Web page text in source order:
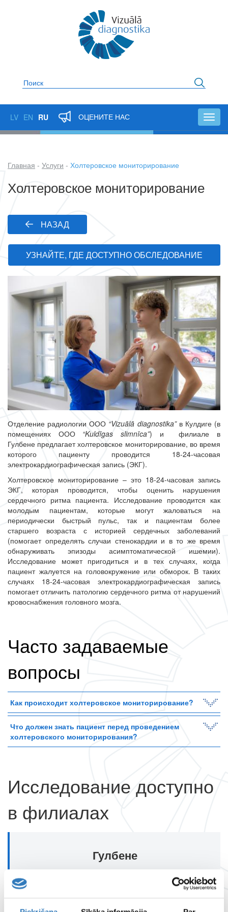
Поиск
LV EN RU ОЦЕНИТЕ НАС
Строка
навигации
Главная Услуги Холтеровское мониторирование
Холтеровское мониторирование
НАЗАД
УЗНАЙТЕ, ГДЕ ДОСТУПНО ОБСЛЕДОВАНИЕ
Отделение радиологии ООО “Vizuālā diagnostika”в Кулдиге (в
помещениях ООО “Kuldīgas slimnīca”) и филиале в
Гулбене предлагает холтеровское мониторирование, во время
которого пациенту проводится 18-24-часовая
электрокардиографическая запись (ЭКГ).
Холтеровское мониторирование – это 18-24-часовая запись
ЭКГ, которая проводится, чтобы оценить нарушения
сердечного ритма пациента. Исследование проводится как
молодым пациентам, которые могут жаловаться на
периодически быстрый пульс, так и пациентам более
старшего возраста с историей сердечных заболеваний
(помогает определять случаи стенокардии и в то же время
обнаруживать эпизоды асимптоматической ишемии).
Исследование может пригодиться и в тех случаях, когда
пациент жалуется на головокружение или обморок. В таких
случаях 18-24-часовая электрокардиографическая запись
помогает отличить патологию сердечного ритма от нарушений
кровоснабжения головного мозга.
Часто задаваемые
вопросы
Как происходит холтеровское мониторирование?
Что должен знать пациент перед проведением
холтеровского мониторирования?
Исследование доступно
в филиалах
Гулбене